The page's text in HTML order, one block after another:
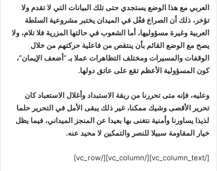
العربي مع هذا الوضع يستجدي حتى تلك البيانات التي لا تقدم ولا
تؤخر، ذلك أن الصراع فعْل في الميدان يختبر مشروعية السلطة
العربية وغيرة مسؤوليها، أما الشعوب في حالتها المزرية فلا تلام، ولا
يصح مع الوضع القائم بأن ينتقص من فاعلية حركتهم من خلال
الوقفات والمسيرات ومختلف التظاهرات عملا بـ “أضعف الإيمان”،
كون المسؤولية الأعظم تقع على عاتق دولها.
وعليه، فإنه متى تحررنا من ربقة الاستبداد وأغلال الاستعباد كان
تحرير الأقصى وشيك ممكنا، غير ذلك يبقى الأمل في التحرير حلما
لذيذا يساورنا وأمنية نتغنى بها بعيدا عن المنجز الميداني، فيما يظل
خيار المقاومة سبيلا للنصر والتمكين لا محيد عنه.
[/vc_column_text][/vc_column][/vc_row]